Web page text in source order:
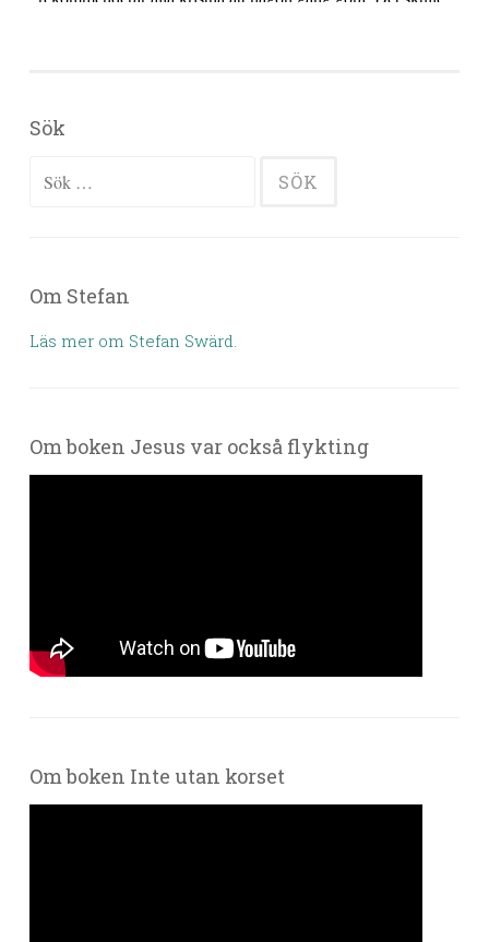
Sök
Sök efter:
Om Stefan
Läs mer om Stefan Swärd.
Om boken Jesus var också flykting
Om boken Inte utan korset